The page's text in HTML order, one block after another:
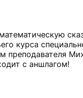
курса
преподавателя
с аншлагом!